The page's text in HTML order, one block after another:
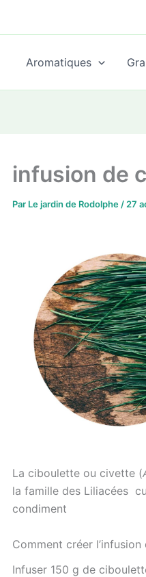
Aromatiques
infusion de
Par Le jardin de Rodolphe / 27
La ciboulette ou civette (
la famille des Liliacées
condiment
Comment créer
Infuser 150 g de